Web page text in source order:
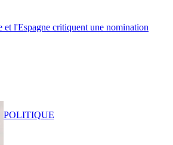
l'Espagne critiquent une nomination
POLITIQUE